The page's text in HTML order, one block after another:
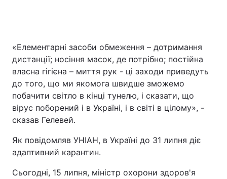
«Елементарні засоби обмеження – дотримання
дистанції; носіння масок, де потрібно; постійна
власна гігієна – миття рук - ці заходи приведуть
до того, що ми якомога швидше зможемо
побачити світло в кінці тунелю, і сказати, що
вірус поборений і в Україні, і в світі в цілому», -
сказав Гелевей.
Як повідомляв УНІАН, в Україні до 31 липня діє
адаптивний карантин.
Сьогодні, 15 липня, міністр охорони здоров'я